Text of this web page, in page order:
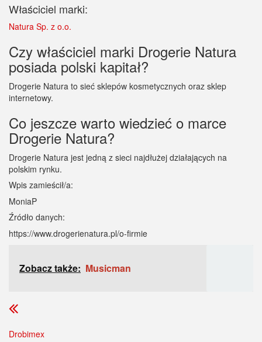
Właściciel marki:
Natura Sp. z o.o.
Czy właściciel marki Drogerie Natura
posiada polski kapitał?
Drogerie Natura to sieć sklepów kosmetycznych oraz sklep
internetowy.
Co jeszcze warto wiedzieć o marce
Drogerie Natura?
Drogerie Natura jest jedną z sieci najdłużej działających na
polskim rynku.
Wpis zamieścił/a:
MoniaP
Źródło danych:
https://www.drogerienatura.pl/o-firmie
Zobacz także: Musicman
Drobimex